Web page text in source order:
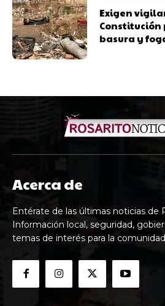
Exigen
Constitución
basura y
Acerca de
Entérate de las últimas noticias de
Información local, seguridad,
temas de interés para la